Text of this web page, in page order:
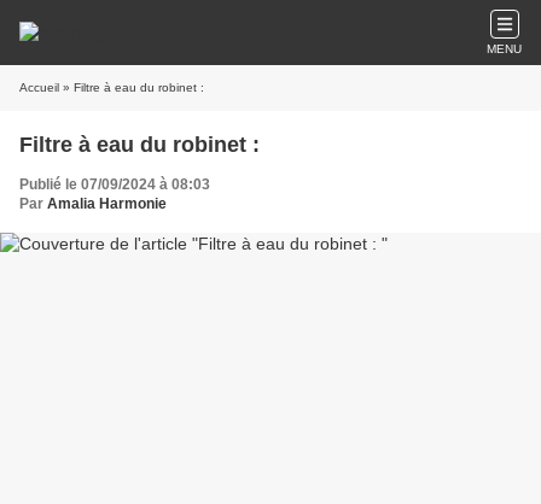
MENU
Accueil » Filtre à eau du robinet :
Filtre à eau du robinet :
Publié le 07/09/2024 à 08:03
Par Amalia Harmonie